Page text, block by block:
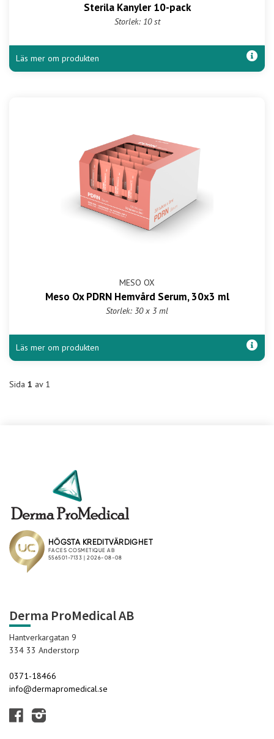
Sterila Kanyler 10-pack
Storlek: 10 st
Läs mer om produkten
MESO OX
Meso Ox PDRN Hemvård Serum, 30x3 ml
Storlek: 30 x 3 ml
Läs mer om produkten
Sida 1 av 1
Derma ProMedical AB
Hantverkargatan 9
334 33 Anderstorp
0371-18466
info@dermapromedical.se